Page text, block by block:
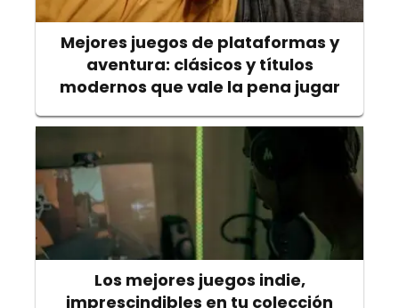
Mejores juegos de plataformas y
aventura: clásicos y títulos
modernos que vale la pena jugar
Los mejores juegos indie,
imprescindibles en tu colección